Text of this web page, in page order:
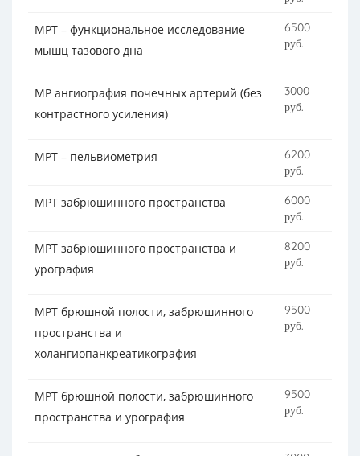
МРТ – функциональное исследование
мышц тазового дна
6500
руб.
МР ангиография почечных артерий (без
контрастного усиления)
3000
руб.
МРТ – пельвиометрия
6200
руб.
МРТ забрюшинного пространства
6000
руб.
МРТ забрюшинного пространства и
урография
8200
руб.
МРТ брюшной полости, забрюшинного
пространства и
холангиопанкреатикография
9500
руб.
МРТ брюшной полости, забрюшинного
пространства и урография
9500
руб.